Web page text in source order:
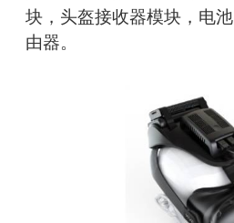
块，头盔接收器模块，电
由器。